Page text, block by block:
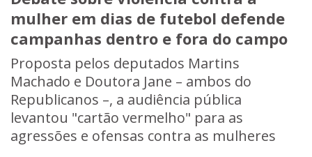
mulher em dias de futebol defende
campanhas dentro e fora do campo
Proposta pelos deputados Martins
Machado e Doutora Jane – ambos do
Republicanos –, a audiência pública
levantou "cartão vermelho" para as
agressões e ofensas contra as mulheres